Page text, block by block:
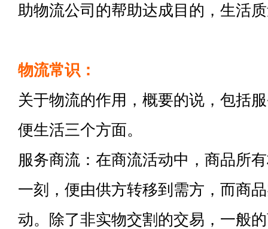
助物流公司的帮助达成目的，生活
物流常识：
关于物流的作用，概要的说，包括
便生活三个方面。
服务商流：在商流活动中，商品所
一刻，便由供方转移到需方，而商
动。除了非实物交割的交易，一般